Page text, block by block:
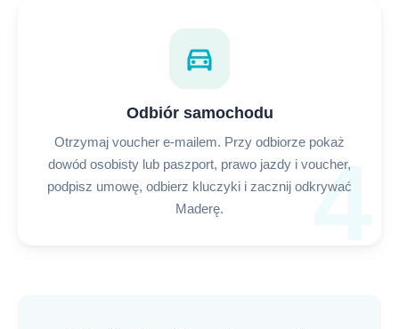
4
directions_car
Odbiór samochodu
Otrzymaj voucher e-mailem. Przy odbiorze pokaż
dowód osobisty lub paszport, prawo jazdy i voucher,
podpisz umowę, odbierz kluczyki i zacznij odkrywać
Maderę.